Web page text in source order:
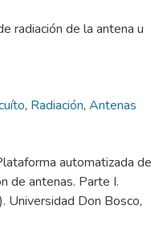
radiación de la antena u
, Radiación, Antenas
automatizada de
de antenas. Parte I.
Universidad Don Bosco,